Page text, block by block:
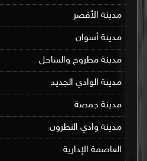
مدينة الأقصر
مدينة أسوان
مدينة مطروح والساحل
مدينة الوادي الجديد
مدينة جمصة
مدينة وادي النطرون
العاصمة الإدارية